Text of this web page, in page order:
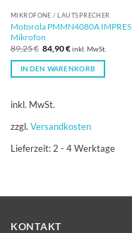
MIKROFONE / LAUTSPRECHER
Motorola PMMN4080A IMPRES
Mikrofon
89,25€ Ursprünglicher
Preis
war:
89,25 €
84,90€Aktueller
ist:
84,90 €.
inkl. MwSt.
IN DEN WARENKORB
inkl. MwSt.
zzgl. Versandkosten
Lieferzeit:2 - 4 Werktage
KONTAKT